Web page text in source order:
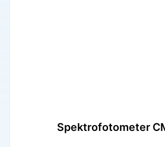
Spektrofotometer